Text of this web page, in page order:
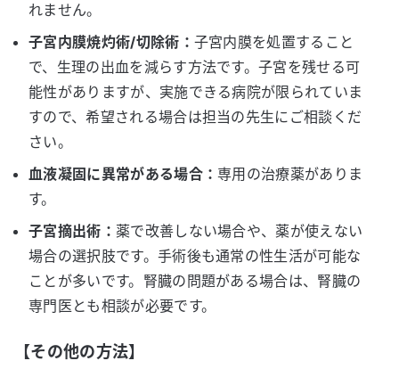
れません。
子宮内膜焼灼術/切除術： 子宮内膜を処置すること
で、生理の出血を減らす方法です。子宮を残せる可
能性がありますが、実施できる病院が限られていま
すので、希望される場合は担当の先生にご相談くだ
さい。
血液凝固に異常がある場合：専用の治療薬がありま
す。
子宮摘出術： 薬で改善しない場合や、薬が使えない
場合の選択肢です。手術後も通常の性生活が可能な
ことが多いです。腎臓の問題がある場合は、腎臓の
専門医とも相談が必要です。
【その他の方法】